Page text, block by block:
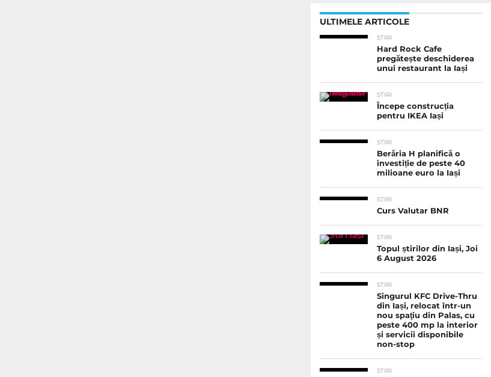
ULTIMELE ARTICOLE
STIRI
Hard Rock Cafe
pregătește deschiderea
unui restaurant la Iași
STIRI
Începe construcția
pentru IKEA Iași
STIRI
Berăria H planifică o
investiție de peste 40
milioane euro la Iași
STIRI
Curs Valutar BNR
STIRI
Topul știrilor din Iași, Joi
6 August 2026
STIRI
Singurul KFC Drive-Thru
din Iași, relocat într-un
nou spaţiu din Palas, cu
peste 400 mp la interior
și servicii disponibile
non-stop
STIRI